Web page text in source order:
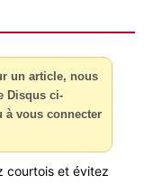
un article, nous
Disqus ci-
à vous connecter
courtois et évitez